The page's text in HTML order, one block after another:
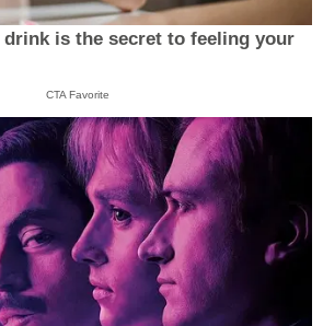
is the secret to feeling your
CTA Favorite